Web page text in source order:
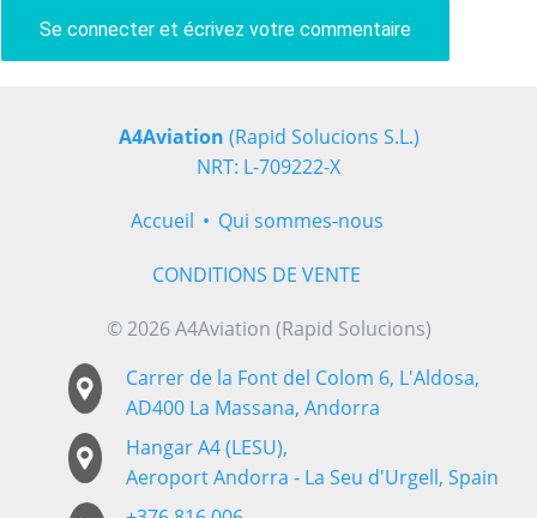
Se connecter et écrivez votre commentaire
A4Aviation (Rapid Solucions S.L.)
NRT: L-709222-X
Accueil Qui sommes-nous
CONDITIONS DE VENTE
© 2026 A4Aviation (Rapid Solucions)
Carrer de la Font del Colom 6, L'Aldosa,
AD400 La Massana, Andorra
Hangar A4 (LESU),
Aeroport Andorra - La Seu d'Urgell, Spain